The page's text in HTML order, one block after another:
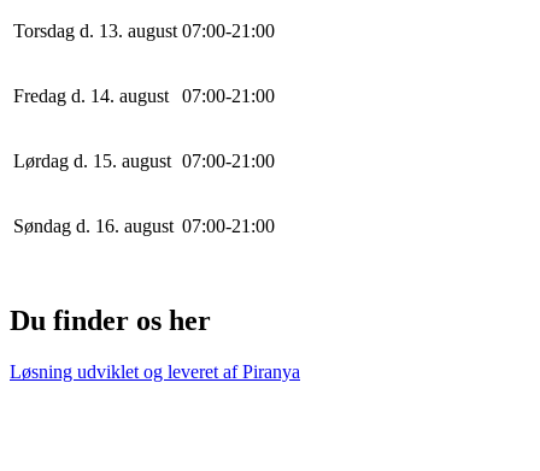
Torsdag d. 13. august 07:00-21 :00
Fredag d. 14. august 07:00-21 :00
Lørdag d. 15. august 07:00-21 :00
Søndag d. 16. august 07:00-21 :00
Du finder os her
Løsning udviklet og leveret afPiranya